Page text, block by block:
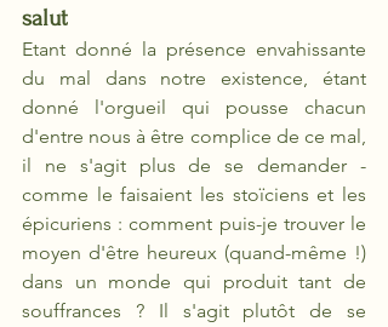
salut
Etant donné la présence envahissante
du mal dans notre existence, étant
donné l'orgueil qui pousse chacun
d'entre nous à être complice de ce mal,
il ne s'agit plus de se demander -
comme le faisaient les stoïciens et les
épicuriens : comment puis-je trouver le
moyen d'être heureux (quand-même !)
dans un monde qui produit tant de
souffrances ? Il s'agit plutôt de se